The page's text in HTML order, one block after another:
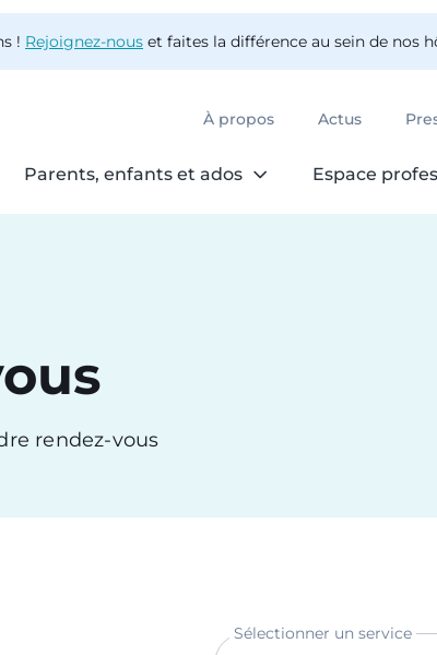
! Rejoignez-nous et faites la différence au sein de nos
À propos Actus
Parents, enfants et ados Espace
rendez-vous
Sélectionner un service